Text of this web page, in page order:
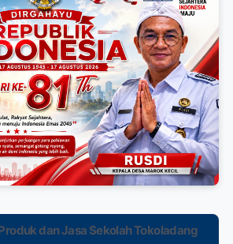
dan Jasa Sekolah Tokoladang